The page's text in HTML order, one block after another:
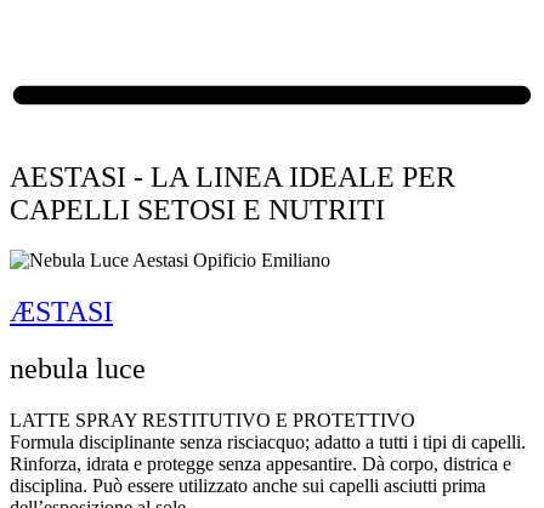
AESTASI - LA LINEA IDEALE PER
CAPELLI SETOSI E NUTRITI
ÆSTASI
nebula luce
LATTE SPRAY RESTITUTIVO E PROTETTIVO
Formula disciplinante senza risciacquo; adatto a tutti i tipi di capelli.
Rinforza, idrata e protegge senza appesantire. Dà corpo, districa e
disciplina. Può essere utilizzato anche sui capelli asciutti prima